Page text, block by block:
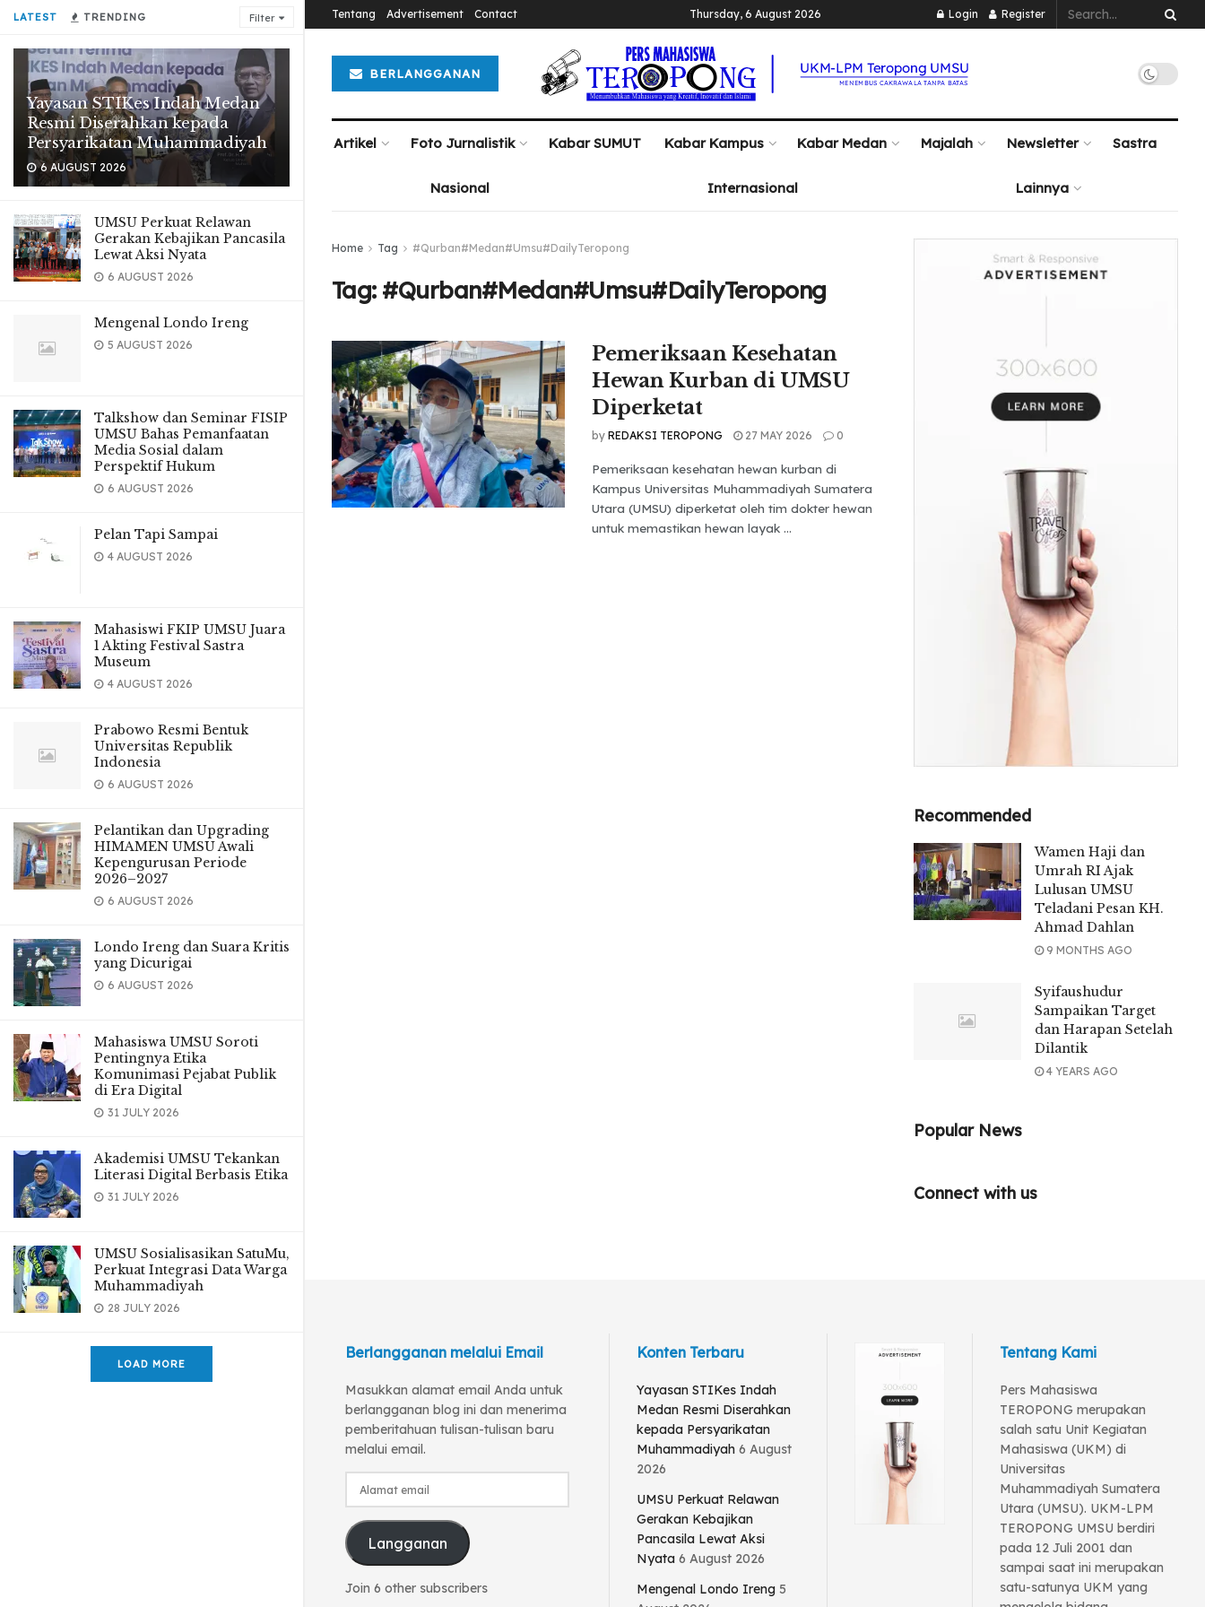
LATEST TRENDING Filter
Yayasan STIKes Indah Medan
Resmi Diserahkan kepada
Persyarikatan Muhammadiyah
6 AUGUST 2026
UMSU Perkuat Relawan
Gerakan Kebajikan Pancasila
Lewat Aksi Nyata
6 AUGUST 2026
Mengenal Londo Ireng
5 AUGUST 2026
Talkshow dan Seminar FISIP
UMSU Bahas Pemanfaatan
Media Sosial dalam
Perspektif Hukum
6 AUGUST 2026
Pelan Tapi Sampai
4 AUGUST 2026
Mahasiswi FKIP UMSU Juara
1 Akting Festival Sastra
Museum
4 AUGUST 2026
Prabowo Resmi Bentuk
Universitas Republik
Indonesia
6 AUGUST 2026
Pelantikan dan Upgrading
HIMAMEN UMSU Awali
Kepengurusan Periode
2026–2027
6 AUGUST 2026
Londo Ireng dan Suara Kritis
yang Dicurigai
6 AUGUST 2026
Mahasiswa UMSU Soroti
Pentingnya Etika
Komunimasi Pejabat Publik
di Era Digital
31 JULY 2026
Akademisi UMSU Tekankan
Literasi Digital Berbasis Etika
31 JULY 2026
UMSU Sosialisasikan SatuMu,
Perkuat Integrasi Data Warga
Muhammadiyah
28 JULY 2026
LOAD MORE
Tentang Advertisement Contact Thursday, 6 August 2026 Login Register
BERLANGGANAN
Artikel Foto Jurnalistik Kabar SUMUT Kabar Kampus Kabar Medan Majalah Newsletter Sastra
Nasional Internasional Lainnya
Home Tag #Qurban#Medan#Umsu#DailyTeropong
Tag: #Qurban#Medan#Umsu#DailyTeropong
Pemeriksaan Kesehatan
Hewan Kurban di UMSU
Diperketat
by REDAKSI TEROPONG 27 MAY 2026 0
Pemeriksaan kesehatan hewan kurban di
Kampus Universitas Muhammadiyah Sumatera
Utara (UMSU) diperketat oleh tim dokter hewan
untuk memastikan hewan layak ...
Recommended
Wamen Haji dan
Umrah RI Ajak
Lulusan UMSU
Teladani Pesan KH.
Ahmad Dahlan
9 MONTHS AGO
Syifaushudur
Sampaikan Target
dan Harapan Setelah
Dilantik
4 YEARS AGO
Popular News
Connect with us
Berlangganan melalui Email
Masukkan alamat email Anda untuk
berlangganan blog ini dan menerima
pemberitahuan tulisan-tulisan baru
melalui email.
Langganan
Join 6 other subscribers
Konten Terbaru
Yayasan STIKes Indah
Medan Resmi Diserahkan
kepada Persyarikatan
Muhammadiyah 6 August
2026
UMSU Perkuat Relawan
Gerakan Kebajikan
Pancasila Lewat Aksi
Nyata 6 August 2026
Mengenal Londo Ireng 5
Tentang Kami
Pers Mahasiswa
TEROPONG merupakan
salah satu Unit Kegiatan
Mahasiswa (UKM) di
Universitas
Muhammadiyah Sumatera
Utara (UMSU). UKM-LPM
TEROPONG UMSU berdiri
pada 12 Juli 2001 dan
sampai saat ini merupakan
satu-satunya UKM yang